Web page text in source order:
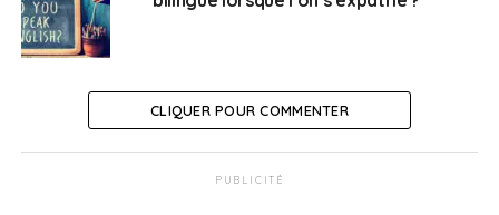
d’autres informations sur le site de
l’Education nationale,
SUJETS ASSOCIÉS:
CONSEIL DE L'EUROPE
CLIQUER POUR COMMENTER
PUBLICITÉ